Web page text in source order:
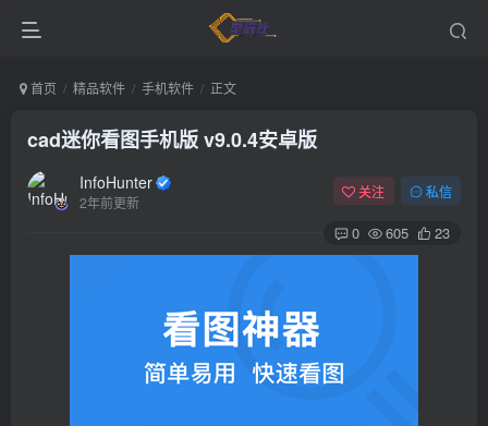
首页 精品软件 手机软件 正文
cad迷你看图手机版 v9.0.4安卓版
InfoHunter
2年前更新
关注 私信
0 605 23